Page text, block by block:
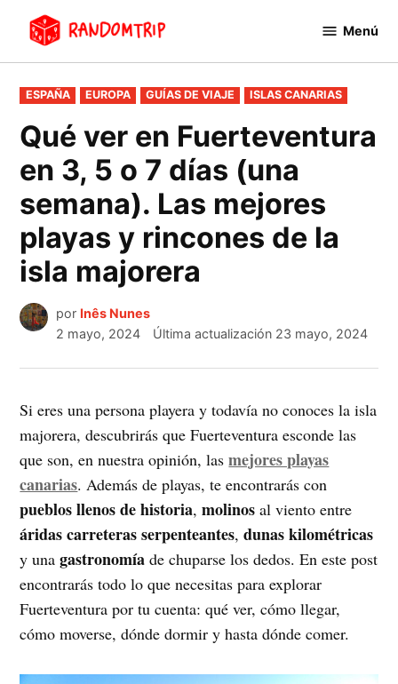
contenido
Menú
PUBLICADO
EN
ESPAÑA EUROPA GUÍAS DE VIAJE ISLAS CANARIAS
Qué ver en Fuerteventura
en 3, 5 o 7 días (una
semana). Las mejores
playas y rincones de la
isla majorera
por Inês Nunes
2 mayo, 2024
Última actualización 23 mayo, 2024
Si eres una persona playera y todavía no conoces la isla
majorera, descubrirás que Fuerteventura esconde las
que son, en nuestra opinión, lasmejores playas
canarias. Además de playas, te encontrarás con
pueblos llenos de historia,molinos al viento entre
áridas carreteras serpenteantes,dunas kilométricas
y unagastronomía de chuparse los dedos. En este post
encontrarás todo lo que necesitas para explorar
Fuerteventura por tu cuenta: qué ver, cómo llegar,
cómo moverse, dónde dormir y hasta dónde comer.